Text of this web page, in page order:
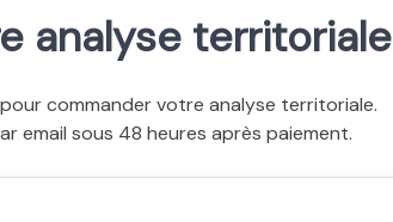
analyse territoriale
commander votre analyse territoriale.
email sous 48 heures après paiement.